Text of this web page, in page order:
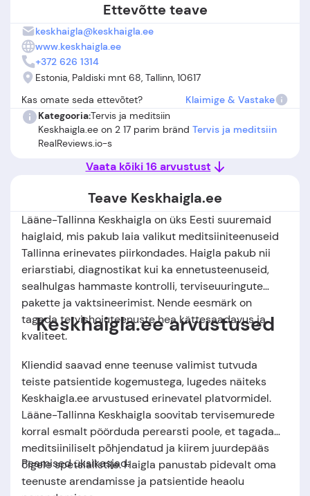
Ettevõtte teave
keskhaigla@keskhaigla.ee
www.keskhaigla.ee
+372 626 1314
Estonia, Paldiski mnt 68, Tallinn, 10617
Kas omate seda ettevõtet?
Klaimige & Vastake
Kategooria:Tervis ja meditsiin
Keskhaigla.ee on 2 17 parim bränd Tervis ja meditsiin
RealReviews.io-s
Vaata kõiki 16 arvustust
Teave Keskhaigla.ee
Lääne-Tallinna Keskhaigla on üks Eesti suuremaid
haiglaid, mis pakub laia valikut meditsiiniteenuseid
Tallinna erinevates piirkondades. Haigla pakub nii
eriarstiabi, diagnostikat kui ka ennetusteenuseid,
sealhulgas hammaste kontrolli, terviseuuringute
pakette ja vaktsineerimist. Nende eesmärk on
tagada tervishoiuteenuste hea kättesaadavus ja
kvaliteet.
Keskhaigla.ee arvustused
Kliendid saavad enne teenuse valimist tutvuda
teiste patsientide kogemustega, lugedes näiteks
Keskhaigla.ee arvustused erinevatel platvormidel.
Lääne-Tallinna Keskhaigla soovitab tervisemurede
korral esmalt pöörduda perearsti poole, et tagada
meditsiiniliselt põhjendatud ja kiirem juurdepääs
õigele spetsialistile. Haigla panustab pidevalt oma
teenuste arendamisse ja patsientide heaolu
Peamised üksikasjad: